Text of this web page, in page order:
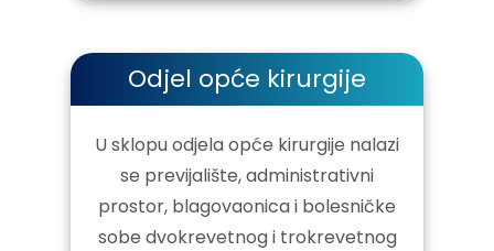
Odjel opće kirurgije
U sklopu odjela opće kirurgije nalazi
se previjalište, administrativni
prostor, blagovaonica i bolesničke
sobe dvokrevetnog i trokrevetnog